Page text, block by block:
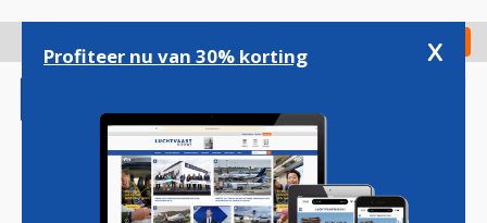
gaan
Check in
Profiteer nu van 30% korting x